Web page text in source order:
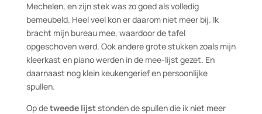
Mechelen, en zijn stek was zo goed als volledig
bemeubeld. Heel veel kon er daarom niet meer bij. Ik
bracht mijn bureau mee, waardoor de tafel
opgeschoven werd. Ook andere grote stukken zoals mijn
kleerkast en piano werden in de mee-lijst gezet. En
daarnaast nog klein keukengerief en persoonlijke
spullen.
Op detweede lijststonden de spullen die ik niet meer